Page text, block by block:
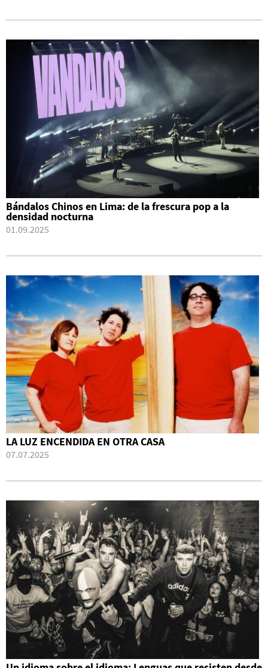
Bándalos Chinos en Lima: de la frescura pop a la
densidad nocturna
01.09.2025
LA LUZ ENCENDIDA EN OTRA CASA
07.07.2025